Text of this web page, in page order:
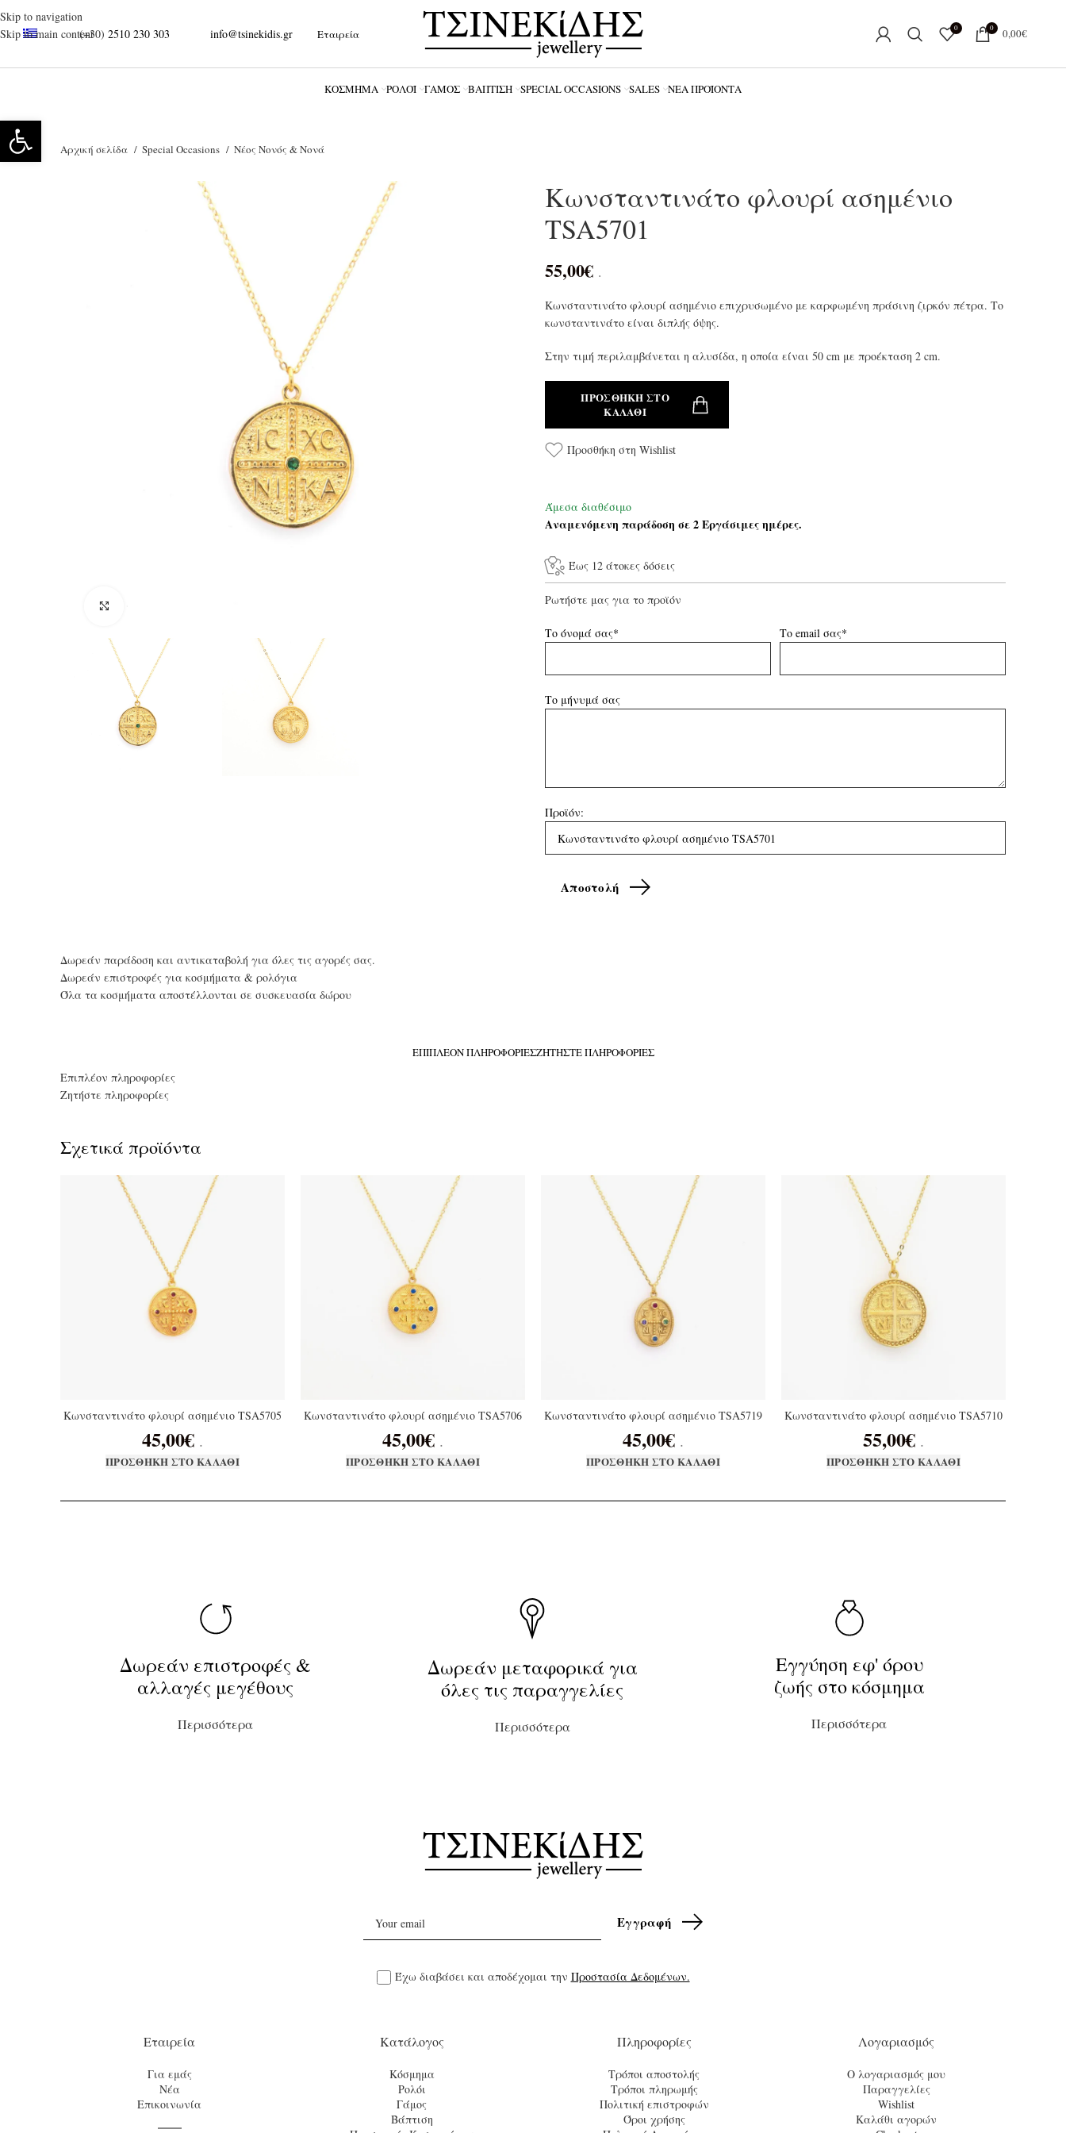
Skip to navigation
Skip to main content
(+30) 2510 230 303 info@tsinekidis.gr Εταιρεία 0 0 0,00€
ΚΌΣΜΗΜΑ ΡΟΛΌΪ ΓΆΜΟΣ ΒΆΠΤΙΣΗ SPECIAL OCCASIONS SALES ΝΈΑ ΠΡΟΪΌΝΤΑ
Αρχική σελίδα Special Occasions Νέος Νονός & Νονά
Κωνσταντινάτο φλουρί ασημένιο
TSA5701
55,00€ .
Κωνσταντινάτο φλουρί ασημένιο επιχρυσωμένο με καρφωμένη πράσινη ζιρκόν πέτρα. Το
κωνσταντινάτο είναι διπλής όψης.
Στην τιμή περιλαμβάνεται η αλυσίδα, η οποία είναι 50 cm με προέκταση 2 cm.
ΠΡΟΣΘΉΚΗ ΣΤΟ
ΚΑΛΆΘΙ
Προσθήκη στη Wishlist
Άμεσα διαθέσιμο
Αναμενόμενη παράδοση σε 2 Εργάσιμες ημέρες.
Έως 12 άτοκες δόσεις
Ρωτήστε μας για το προϊόν
Το όνομά σας* Το email σας*
Το μήνυμά σας
Προϊόν:
Δωρεάν παράδοση και αντικαταβολή για όλες τις αγορές σας.
Δωρεάν επιστροφές για κοσμήματα & ρολόγια
Όλα τα κοσμήματα αποστέλλονται σε συσκευασία δώρου
ΕΠΙΠΛΈΟΝ ΠΛΗΡΟΦΟΡΊΕΣΖΗΤΉΣΤΕ ΠΛΗΡΟΦΟΡΊΕΣ
Επιπλέον πληροφορίες
Ζητήστε πληροφορίες
Σχετικά προϊόντα
Κωνσταντινάτο φλουρί ασημένιο TSA5705
45,00€ .
ΠΡΟΣΘΉΚΗ ΣΤΟ ΚΑΛΆΘΙ
Κωνσταντινάτο φλουρί ασημένιο TSA5706
45,00€ .
ΠΡΟΣΘΉΚΗ ΣΤΟ ΚΑΛΆΘΙ
Κωνσταντινάτο φλουρί ασημένιο TSA5719
45,00€ .
ΠΡΟΣΘΉΚΗ ΣΤΟ ΚΑΛΆΘΙ
Κωνσταντινάτο φλουρί ασημένιο TSA5710
55,00€ .
ΠΡΟΣΘΉΚΗ ΣΤΟ ΚΑΛΆΘΙ
Δωρεάν επιστροφές &
αλλαγές μεγέθους
Περισσότερα
Δωρεάν μεταφορικά για
όλες τις παραγγελίες
Περισσότερα
Εγγύηση εφ' όρου
ζωής στο κόσμημα
Περισσότερα
Έχω διαβάσει και αποδέχομαι την Προστασία Δεδομένων.
Εταιρεία
Για εμάς
Νέα
Επικοινωνία
Κατάλογος
Κόσμημα
Ρολόι
Γάμος
Βάπτιση
Πληροφορίες
Τρόποι αποστολής
Τρόποι πληρωμής
Πολιτική επιστροφών
Όροι χρήσης
Λογαριασμός
Ο λογαριασμός μου
Παραγγελίες
Wishlist
Καλάθι αγορών
Ανοίξτε τη γραμμή εργαλείων